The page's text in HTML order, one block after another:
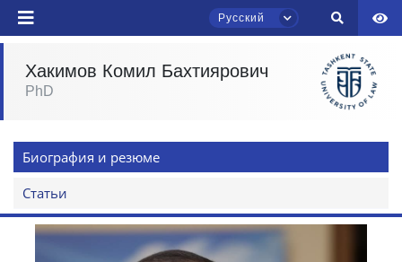
Русский
Хакимов Комил Бахтиярович
PhD
Биография и резюме
Статьи
Здравствуйте! Добро пожаловать в чат
Оставляйте здесь свои обращения по
вопросам приёма.